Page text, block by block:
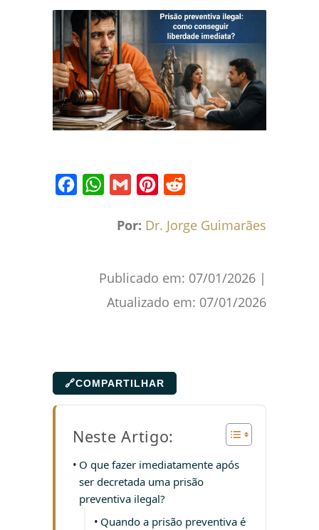
FacebookWhatsApp
Gmail Pinterest
Por: Dr. Jorge Guimarães
Publicado em: 07/01/2026 |
Atualizado em: 07/01/2026
🔗COMPARTILHAR
Neste Artigo:
O que fazer imediatamente após
ser decretada uma prisão
preventiva ilegal?
Quando a prisão preventiva é